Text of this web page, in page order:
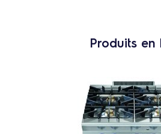
Produits en